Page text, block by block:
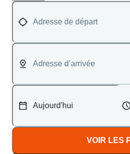
VOIR LES